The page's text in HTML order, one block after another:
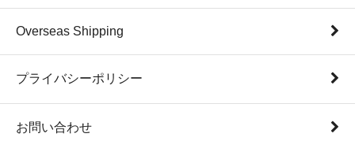
Overseas Shipping
プライバシーポリシー
お問い合わせ